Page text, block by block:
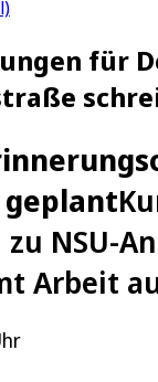
für
NSU-
Arbeit